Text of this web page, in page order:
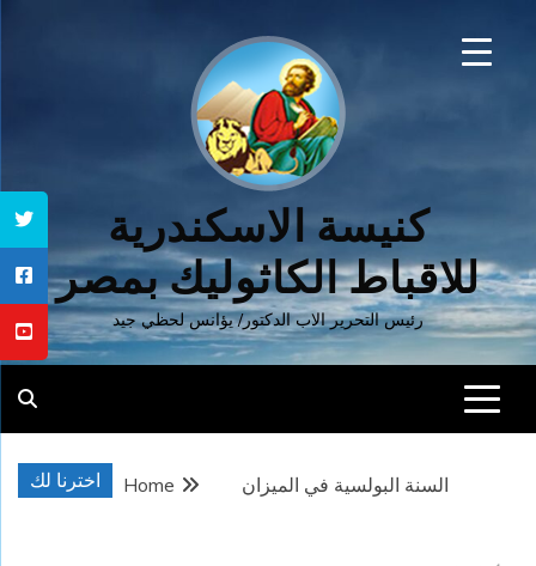
كنيسة الاسكندرية
للاقباط الكاثوليك بمصر
رئيس التحرير الاب الدكتور/ يؤانس لحظي جيد
اخترنا لك Home السنة البولسية في الميزان